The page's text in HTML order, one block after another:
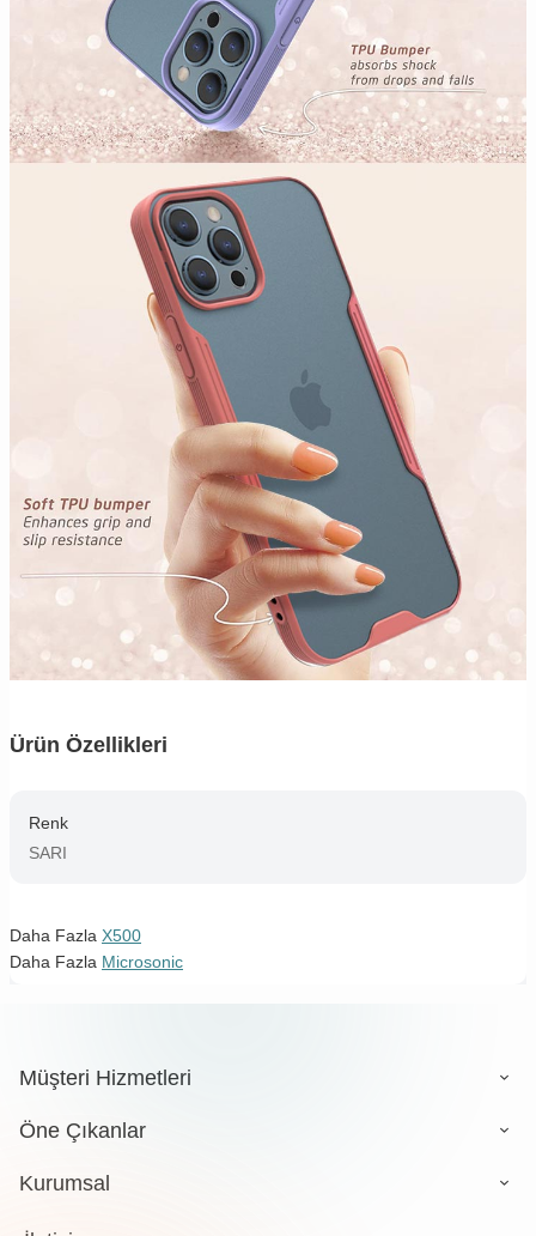
Ürün Özellikleri
Renk
SARI
Daha Fazla X500
Daha Fazla Microsonic
Müşteri Hizmetleri
Öne Çıkanlar
Kurumsal